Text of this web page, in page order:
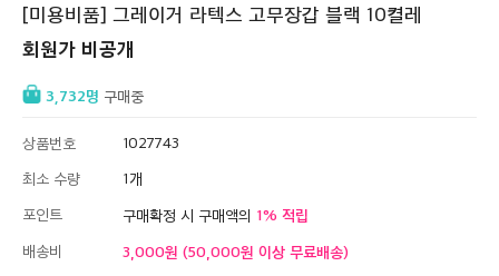
[미용비품] 그레이거 라텍스 고무장갑 블랙 10켤레
회원가 비공개
3,732 구매중
상품번호
1027743
최소 수량
1
포인트
구매확정 시 구매액의 1
배송비 3,000원 (50,000원 이상 무료배송)